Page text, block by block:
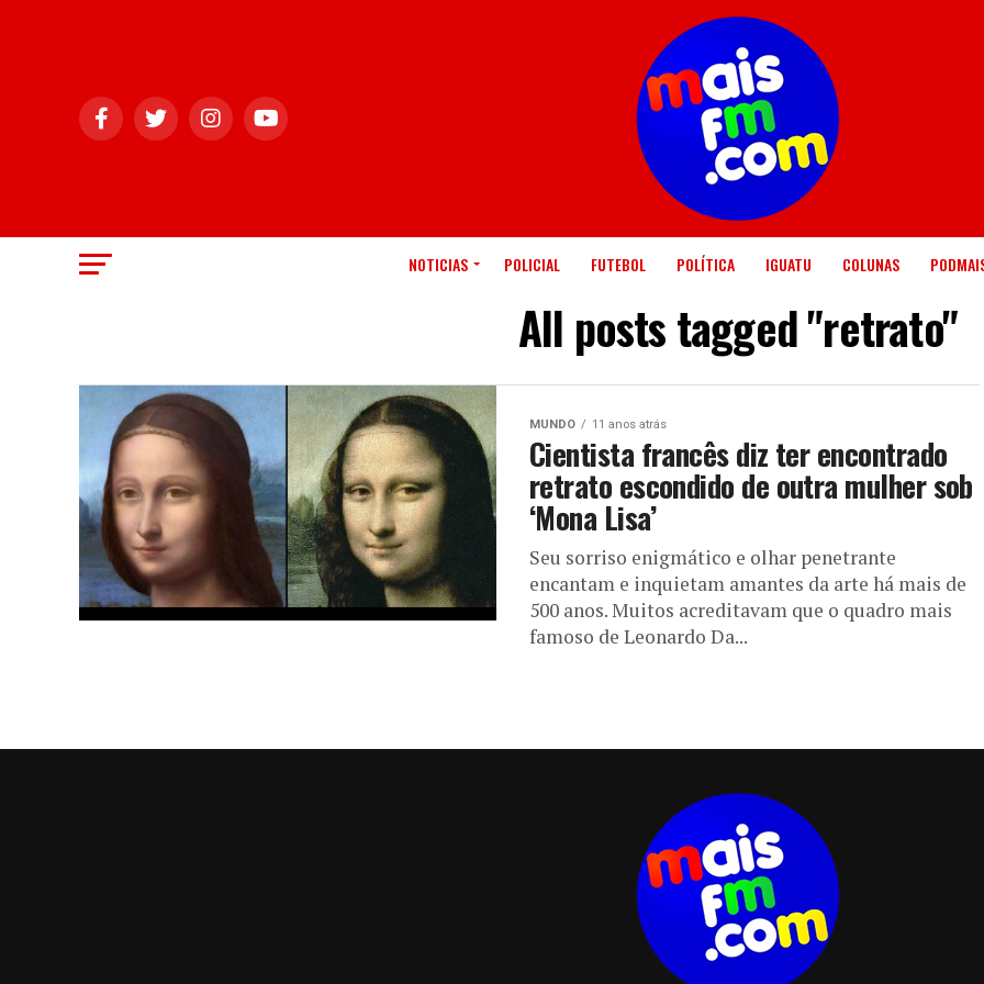
NOTICIAS POLICIAL FUTEBOL POLÍTICA IGUATU COLUNAS
All posts tagged "retrato"
MUNDO 11 anos atrás
Cientista francês diz ter encontrado
retrato escondido de outra mulher sob
‘Mona Lisa’
Seu sorriso enigmático e olhar penetrante
encantam e inquietam amantes da arte há mais de
500 anos. Muitos acreditavam que o quadro mais
famoso de Leonardo Da...